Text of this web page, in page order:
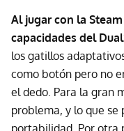
Al jugar con la
capacidades del
los gatillos
como botón pero no
el dedo. Para la gran
problema, y lo que se
portabilidad. Por otra